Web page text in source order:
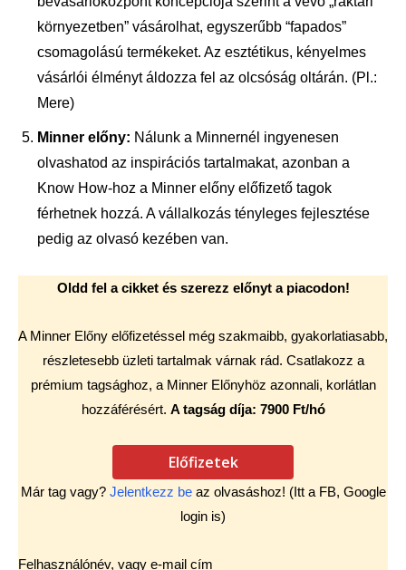
környezetben” vásárolhat, egyszerűbb “fapados”
csomagolású termékeket. Az esztétikus, kényelmes
vásárlói élményt áldozza fel az olcsóság oltárán. (Pl.:
Mere)
Minner előny: Nálunk a Minnernél ingyenesen
olvashatod az inspirációs tartalmakat, azonban a
Know How-hoz a Minner előny előfizető tagok
férhetnek hozzá. A vállalkozás tényleges fejlesztése
pedig az olvasó kezében van.
Oldd fel a cikket és szerezz előnyt a piacodon!
A Minner Előny előfizetéssel még szakmaibb, gyakorlatiasabb,
részletesebb üzleti tartalmak várnak rád. Csatlakozz a
prémium tagsághoz, a Minner Előnyhöz azonnali, korlátlan
hozzáférésért. A tagság díja: 7900 Ft/hó
Előfizetek
Már tag vagy? Jelentkezz beaz olvasáshoz! (Itt a FB, Google
login is)
Felhasználónév, vagy e-mail cím